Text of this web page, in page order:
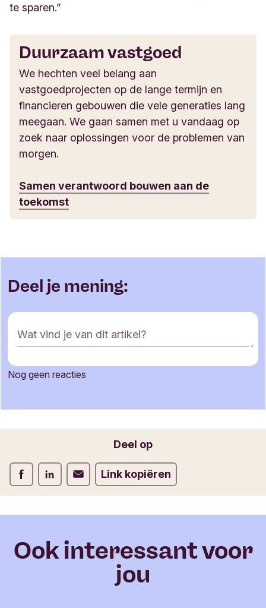
te sparen.”
Duurzaam vastgoed
We hechten veel belang aan
vastgoedprojecten op de lange termijn en
financieren gebouwen die vele generaties lang
meegaan. We gaan samen met u vandaag op
zoek naar oplossingen voor de problemen van
morgen.
Samen verantwoord bouwen aan de
toekomst
Deel je mening:
R
e
c
e
m
u
l
e
Wat vind je van dit artikel?
Nog geen reacties
Deel op
Deel op Facebook
Deel op LinkedInDeel op Verstuur per email
Link kopiëren
Ook interessant voor
jou